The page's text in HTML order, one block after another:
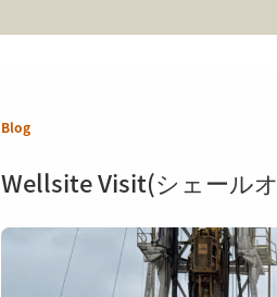
Blog
Wellsite Visit(シェール